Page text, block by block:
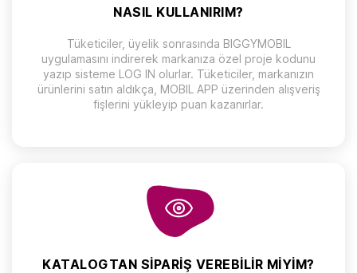
NASIL KULLANIRIM?
Tüketiciler, üyelik sonrasında BIGGYMOBIL
uygulamasını indirerek markanıza özel proje kodunu
yazıp sisteme LOG IN olurlar. Tüketiciler, markanızın
ürünlerini satın aldıkça, MOBIL APP üzerinden alışveriş
fişlerini yükleyip puan kazanırlar.
KATALOGTAN SIPARIŞ VEREBILIR MIYIM?